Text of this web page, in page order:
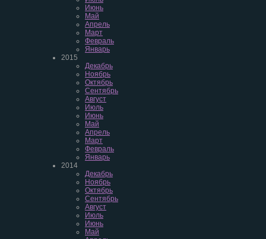
Июнь
Май
Апрель
Март
Февраль
Январь
2015
Декабрь
Ноябрь
Октябрь
Сентябрь
Август
Июль
Июнь
Май
Апрель
Март
Февраль
Январь
2014
Декабрь
Ноябрь
Октябрь
Сентябрь
Август
Июль
Июнь
Май